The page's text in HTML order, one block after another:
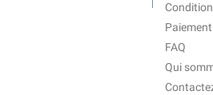
FAQ
Qui